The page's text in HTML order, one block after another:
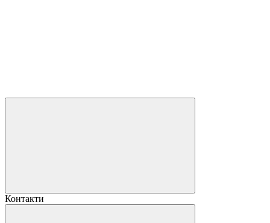
Контакти